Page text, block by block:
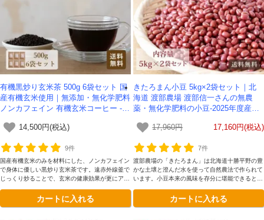
有機黒炒り玄米茶 500g 6袋セット 国
産有機玄米使用｜無添加・無化学肥料
ノンカフェイン 有機玄米コーヒー -か
14,500円(税込)
9件
国産有機玄米のみを材料にした、ノンカフェイン
で身体に優しい黒炒り玄米茶です。遠赤外線釜で
じっくり炒ることで、玄米の健康効果が更にアッ
カートに入れる
きたろまん小豆 5kg×2袋セット｜北
海道 渡部農場 渡部信一さんの無農
薬・無化学肥料の小豆-2025年度産
17,960円
17,160円(税込)
7件
渡部農場の「きたろまん」は北海道十勝平野の豊
かな土壌と澄んだ水を使って自然農法で作られて
います。小豆本来の風味を存分に堪能できるとて
カートに入れる